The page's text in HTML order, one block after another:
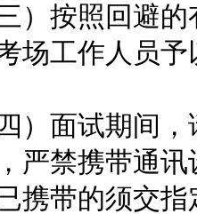
按照回避的
场工作人员予
面试期间，
严禁携带通
携带的须交